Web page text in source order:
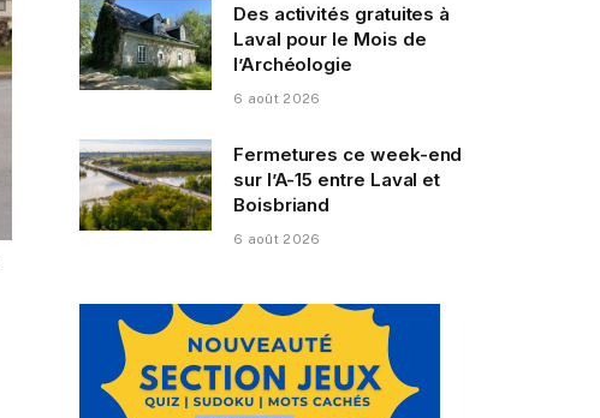
Des activités gratuites à
Laval pour le Mois de
l’Archéologie
6 août 2026
Fermetures ce week-end
sur l’A-15 entre Laval et
Boisbriand
6 août 2026